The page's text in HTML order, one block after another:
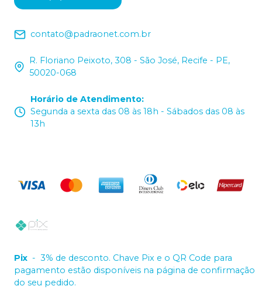
contato@padraonet.com.br
R. Floriano Peixoto, 308 - São José, Recife - PE,
50020-068
Horário de Atendimento:
Segunda a sexta das 08 às 18h - Sábados das 08 às
13h
Pix - 3% de desconto. Chave Pix e o QR Code para
pagamento estão disponíveis na página de confirmação
do seu pedido.